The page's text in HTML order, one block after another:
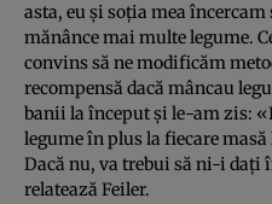
asta, eu şi soţia mea
mănânce mai multe legume.
convins să ne modificăm
recompensă dacă mâncau
banii la început şi le-am zis:
legume în plus la fiecare
Dacă nu, va trebui să ni-i daţi
relatează Feiler.